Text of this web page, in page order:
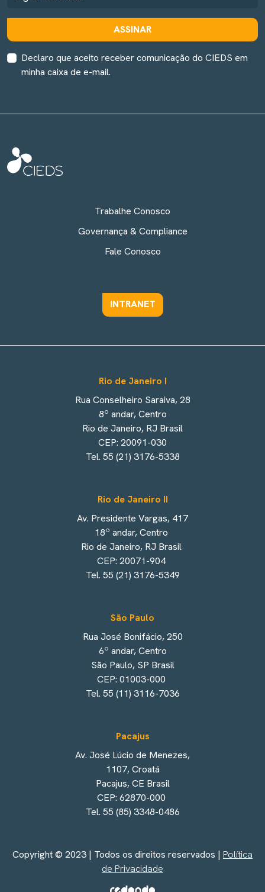
ASSINAR
Declaro que aceito receber comunicação do CIEDS em
minha caixa de e-mail.
Trabalhe Conosco
Governança & Compliance
Fale Conosco
INTRANET
Rio de Janeiro I
Rua Conselheiro Saraiva, 28
8º andar, Centro
Rio de Janeiro, RJ Brasil
CEP: 20091-030
Tel. 55 (21) 3176-5338
Rio de Janeiro II
Av. Presidente Vargas, 417
18º andar, Centro
Rio de Janeiro, RJ Brasil
CEP: 20071-904
Tel. 55 (21) 3176-5349
São Paulo
Rua José Bonifácio, 250
6º andar, Centro
São Paulo, SP Brasil
CEP: 01003-000
Tel. 55 (11) 3116-7036
Pacajus
Av. José Lúcio de Menezes,
1107, Croatá
Pacajus, CE Brasil
CEP: 62870-000
Tel. 55 (85) 3348-0486
Copyright © 2023 | Todos os direitos reservados | Política
de Privacidade